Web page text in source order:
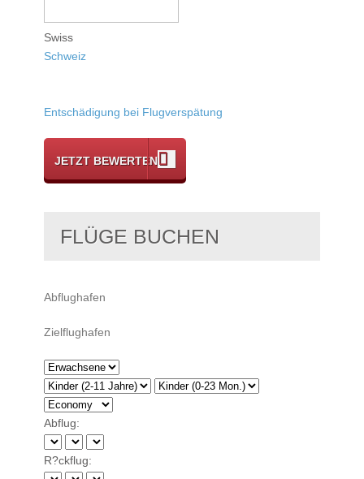
Swiss
Schweiz
Entschädigung bei Flugverspätung
JETZT BEWERTEN
FLÜGE BUCHEN
Abflug:
R?ckflug: